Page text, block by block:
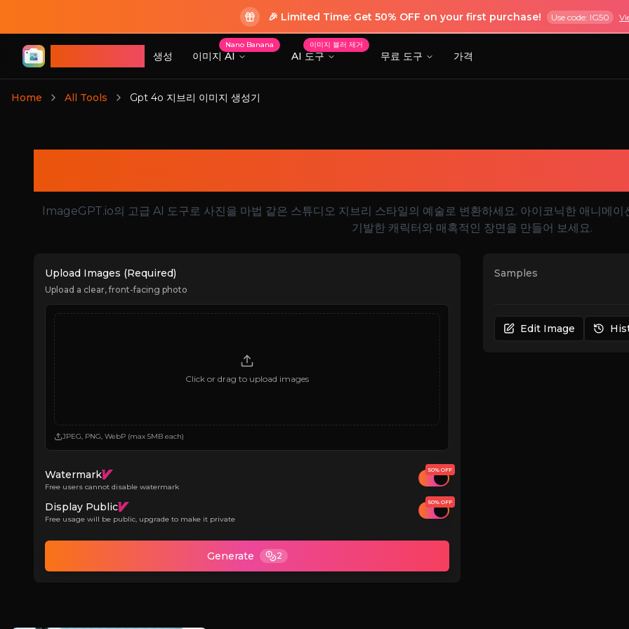
🎉 Limited Time: Get 50% OFF on your first purchase! Use code: IG50
생성 이미지 AI
Nano Banana
AI 도구
이미지 블러 제거
무료 도구 가격
Home All Tools Gpt 4o 지브리 이미지 생성기
ImageGPT.io의 고급 AI 도구로 사진을 마법 같은 스튜디오 지브리 스타일의 예술로 변환하세요. 아이코닉한 애니메
기발한 캐릭터와 매혹적인 장면을 만들어 보세요.
Upload Images (Required)
Upload a clear, front-facing photo
Click or drag to upload images
JPEG, PNG, WebP (max 5MB each)
Watermark
Free users cannot disable watermark
50% OFF
Display Public
Free usage will be public, upgrade to make it private
50% OFF
Generate 2
Samples
Edit Image